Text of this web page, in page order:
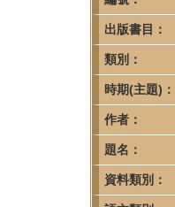
灣
史
研
究
所-
出版書目：
類別：
時期(主題)：
作者：
題名：
資料類別：